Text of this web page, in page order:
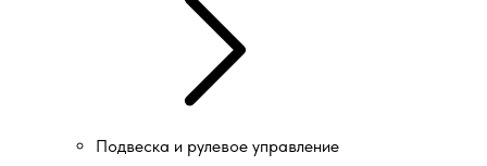
Подвеска и рулевое управление